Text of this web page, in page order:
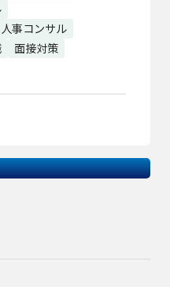
人事コンサル
面接対策